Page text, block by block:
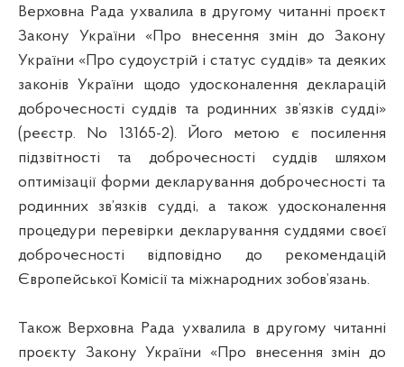
Верховна Рада ухвалила в другому читанні проєкт
Закону України «Про внесення змін до Закону
України «Про судоустрій і статус суддів» та деяких
законів України щодо удосконалення декларацій
доброчесності суддів та родинних зв’язків судді»
(реєстр. No 13165-2). Його метою є посилення
підзвітності та доброчесності суддів шляхом
оптимізації форми декларування доброчесності та
родинних зв’язків судді, а також удосконалення
процедури перевірки декларування суддями своєї
доброчесності відповідно до рекомендацій
Європейської Комісії та міжнародних зобов’язань.
Також Верховна Рада ухвалила в другому читанні
проєкту Закону України «Про внесення змін до